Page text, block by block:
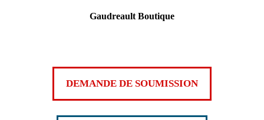
Gaudreault Boutique
DEMANDE DE SOUMISSION